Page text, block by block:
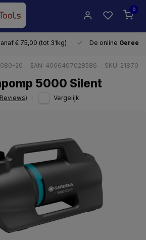
0
€ 75,00 (tot 31kg) De online
20 EAN: 4066407028586 SKU: 21870
5000 Silent
Vergelijk